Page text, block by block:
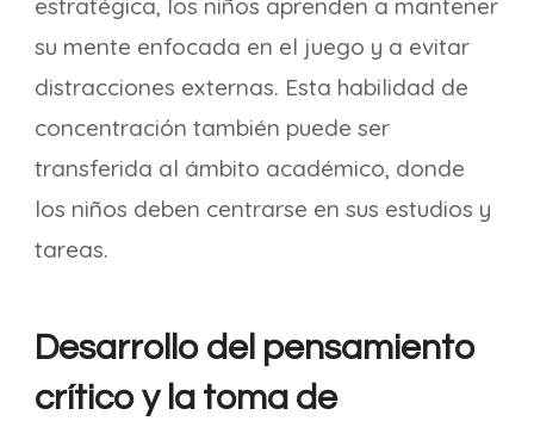
estratégica, los niños aprenden a mantener
su mente enfocada en el juego y a evitar
distracciones externas. Esta habilidad de
concentración también puede ser
transferida al ámbito académico, donde
los niños deben centrarse en sus estudios y
tareas.
Desarrollo del pensamiento
crítico y la toma de